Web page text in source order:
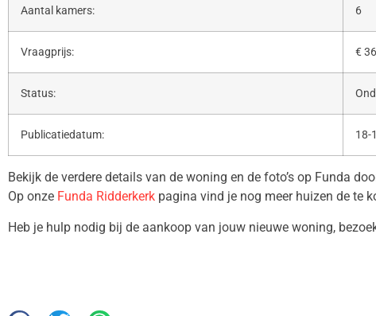
Aantal kamers: 6
Vraagprijs: €
Status:
Publicatiedatum: 18-
Bekijk de verdere details van de woning en de foto’s op Funda
Op onze Funda Ridderkerk pagina vind je nog meer huizen de te
Heb je hulp nodig bij de aankoop van jouw nieuwe woning,